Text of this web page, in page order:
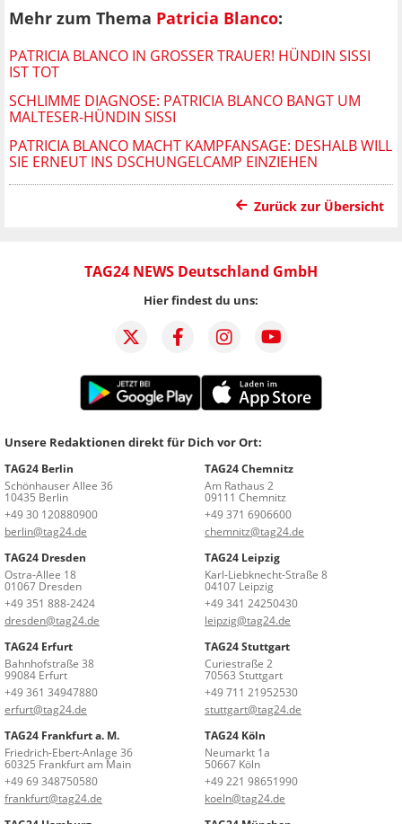
Mehr zum Thema Patricia Blanco:
PATRICIA BLANCO IN GROSSER TRAUER! HÜNDIN SISSI I
ST TOT
SCHLIMME DIAGNOSE: PATRICIA BLANCO BANGT UM
MALTESER-HÜNDIN SISSI
PATRICIA BLANCO MACHT KAMPFANSAGE: DESHALB WILL
SIE ERNEUT INS DSCHUNGELCAMP EINZIEHEN
Zurück zur Übersicht
TAG24 NEWS Deutschland GmbH
Hier findest du uns:
Unsere Redaktionen direkt für Dich vor Ort:
TAG24 Berlin
Schönhauser Allee 36
10435 Berlin
+49 30 120880900
berlin@tag24.de
TAG24 Chemnitz
Am Rathaus 2
09111 Chemnitz
+49 371 6906600
chemnitz@tag24.de
TAG24 Dresden
Ostra-Allee 18
01067 Dresden
+49 351 888-2424
dresden@tag24.de
TAG24 Leipzig
Karl-Liebknecht-Straße 8
04107 Leipzig
+49 341 24250430
leipzig@tag24.de
TAG24 Erfurt
Bahnhofstraße 38
99084 Erfurt
+49 361 34947880
erfurt@tag24.de
TAG24 Stuttgart
Curiestraße 2
70563 Stuttgart
+49 711 21952530
stuttgart@tag24.de
TAG24 Frankfurt a. M.
Friedrich-Ebert-Anlage 36
60325 Frankfurt am Main
+49 69 348750580
frankfurt@tag24.de
TAG24 Köln
Neumarkt 1a
50667 Köln
+49 221 98651990
koeln@tag24.de